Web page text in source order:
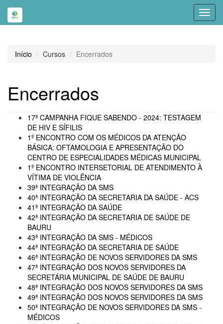
Início Cursos Encerrados
Encerrados
17ª CAMPANHA FIQUE SABENDO - 2024: TESTAGEM
DE HIV E SÍFILIS
1º ENCONTRO COM OS MÉDICOS DA ATENÇÃO
BÁSICA: OFTAMOLOGIA E APRESENTAÇÃO DO
CENTRO DE ESPECIALIDADES MÉDICAS MUNICIPAL
1º ENCONTRO INTERSETORIAL DE ATENDIMENTO À
VÍTIMA DE VIOLÊNCIA
39ª INTEGRAÇÃO DA SMS
40ª INTEGRAÇÃO DA SECRETARIA DA SAÚDE - ACS
41ª INTEGRAÇÃO DA SAÚDE
42ª INTEGRAÇÃO DA SECRETARIA DE SAÚDE DE
BAURU
43ª INTEGRAÇÃO DA SMS - MÉDICOS
44ª INTEGRAÇÃO DA SECRETARIA DE SAÚDE
46ª INTEGRAÇÃO DE NOVOS SERVIDORES DA SMS
47ª INTEGRAÇÃO DOS NOVOS SERVIDORES DA
SECRETÁRIA MUNICIPAL DE SAÚDE DE BAURU
48ª INTEGRAÇÃO DOS NOVOS SERVIDORES DA SMS
49ª INTEGRAÇÃO DOS NOVOS SERVIDORES DA SMS
50ª INTEGRAÇÃO DE NOVOS SERVIDORES DA SMS -
MÉDICOS